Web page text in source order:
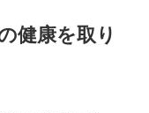
健康を取り